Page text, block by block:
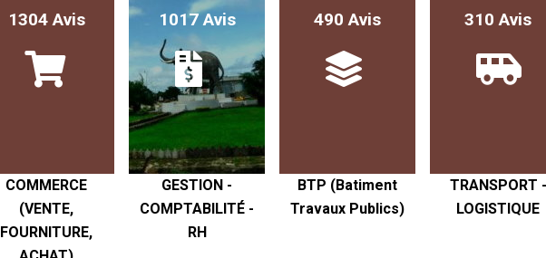
1304 Avis
COMMERCE
(VENTE,
FOURNITURE,
1017 Avis
GESTION -
COMPTABILITÉ -
RH
490 Avis
BTP (Batiment
Travaux Publics)
310 Avis
TRANSPORT -
LOGISTIQUE